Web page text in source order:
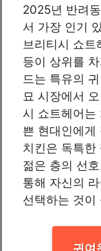
2025년 반려
서 가장 인기
브리티시 쇼
등이 상위를
드는 특유의
묘 시장에서
시 쇼트헤어는
쁜 현대인에게
치킨은 독특한
젊은 층의 선
통해 자신의
선택하는 것이